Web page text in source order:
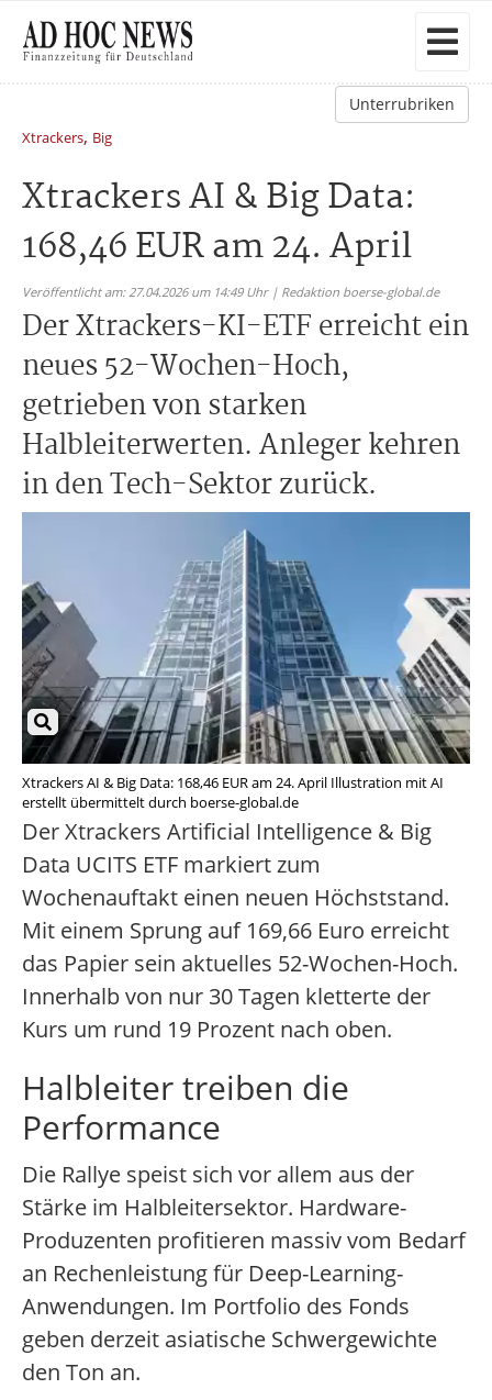
Unterrubriken
Xtrackers, Big
Xtrackers AI & Big Data:
168,46 EUR am 24. April
Veröffentlicht am: 27.04.2026 um 14:49 Uhr | Redaktion boerse-global.de
Der Xtrackers-KI-ETF erreicht ein
neues 52-Wochen-Hoch,
getrieben von starken
Halbleiterwerten. Anleger kehren
in den Tech-Sektor zurück.
Xtrackers AI & Big Data: 168,46 EUR am 24. April Illustration mit AI
erstellt übermittelt durch boerse-global.de
Der Xtrackers Artificial Intelligence & Big
Data UCITS ETF markiert zum
Wochenauftakt einen neuen Höchststand.
Mit einem Sprung auf 169,66 Euro erreicht
das Papier sein aktuelles 52-Wochen-Hoch.
Innerhalb von nur 30 Tagen kletterte der
Kurs um rund 19 Prozent nach oben.
Halbleiter treiben die
Performance
Die Rallye speist sich vor allem aus der
Stärke im Halbleitersektor. Hardware-
Produzenten profitieren massiv vom Bedarf
an Rechenleistung für Deep-Learning-
Anwendungen. Im Portfolio des Fonds
geben derzeit asiatische Schwergewichte
den Ton an.